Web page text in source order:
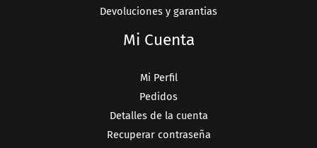
Devoluciones y garantias
Mi Cuenta
Mi Perfil
Pedidos
Detalles de la cuenta
Recuperar contraseña